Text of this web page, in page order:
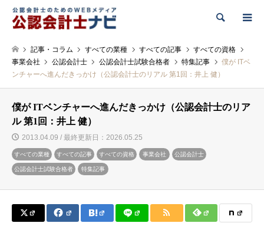
検索
記事・コラム すべての業種 すべての記事
すべての資格
事業会社
公認会計士 公認会計士試験合格者 特集記事
僕が ITベ
ンチャーへ進んだきっかけ（公認会計士のリアル 第1回：井上 健）
僕が ITベンチャーへ進んだきっかけ（公認会計士のリア
ル 第1回：井上 健）
2013.04.09 / 最終更新日：2026.05.25
すべての業種 すべての記事 すべての資格 事業会社 公認会計士
公認会計士試験合格者 特集記事